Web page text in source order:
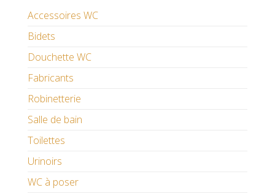
Accessoires WC
Bidets
Douchette WC
Fabricants
Robinetterie
Salle de bain
Toilettes
Urinoirs
WC à poser